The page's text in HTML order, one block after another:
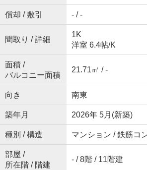
償却 / 敷引 - / -
間取り / 詳細
1K
洋室 6.4帖/K
面積 /
バルコニー面積
21.71㎡ / -
向き 南東
築年月 2026年 5月(新築)
種別 / 構造 マンション / 鉄筋コ
部屋 /
所在階 / 階建
- / 8階 / 11階建